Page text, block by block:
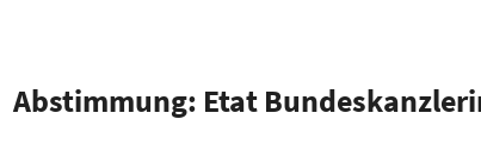
Abstimmung: Etat